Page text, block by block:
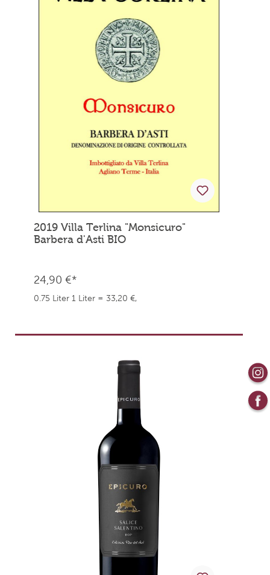
2019 Villa Terlina "Monsicuro"
Barbera d'Asti BIO
24,90 €*
0.75 Liter 1 Liter = 33,20 €,